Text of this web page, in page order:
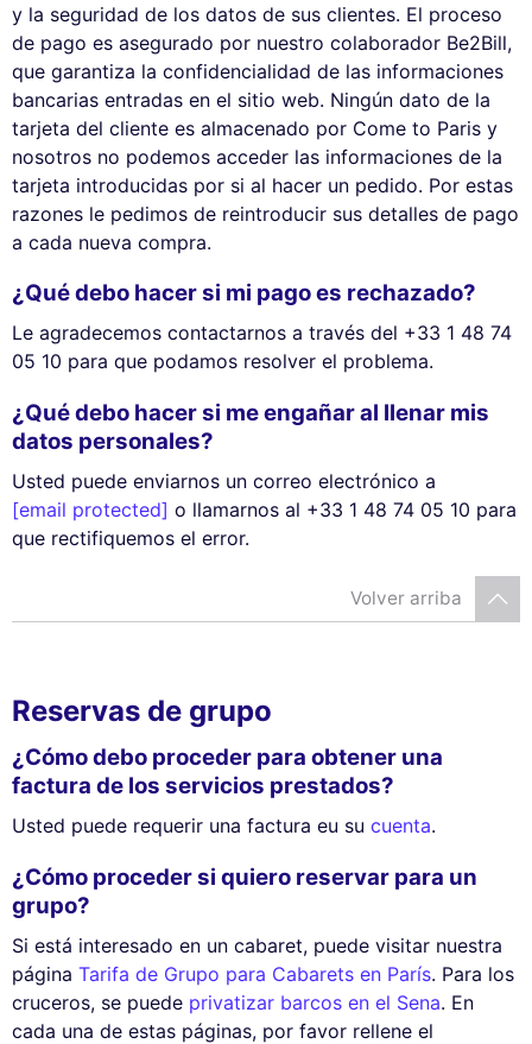
y la seguridad de los datos de sus clientes. El proceso
de pago es asegurado por nuestro colaborador Be2Bill,
que garantiza la confidencialidad de las informaciones
bancarias entradas en el sitio web. Ningún dato de la
tarjeta del cliente es almacenado por Come to Paris y
nosotros no podemos acceder las informaciones de la
tarjeta introducidas por si al hacer un pedido. Por estas
razones le pedimos de reintroducir sus detalles de pago
a cada nueva compra.
¿Qué debo hacer si mi pago es rechazado?
Le agradecemos contactarnos a través del +33 1 48 74
05 10 para que podamos resolver el problema.
¿Qué debo hacer si me engañar al llenar mis
datos personales?
Usted puede enviarnos un correo electrónico a
[email protected] o llamarnos al +33 1 48 74 05 10 para
que rectifiquemos el error.
Volver arriba
Reservas de grupo
¿Cómo debo proceder para obtener una
factura de los servicios prestados?
Usted puede requerir una factura eu su cuenta.
¿Cómo proceder si quiero reservar para un
grupo?
Si está interesado en un cabaret, puede visitar nuestra
página Tarifa de Grupo para Cabarets en París. Para los
cruceros, se puede privatizar barcos en el Sena. En
cada una de estas páginas, por favor rellene el